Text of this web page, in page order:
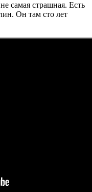
самая страшная. Есть
Он там сто лет